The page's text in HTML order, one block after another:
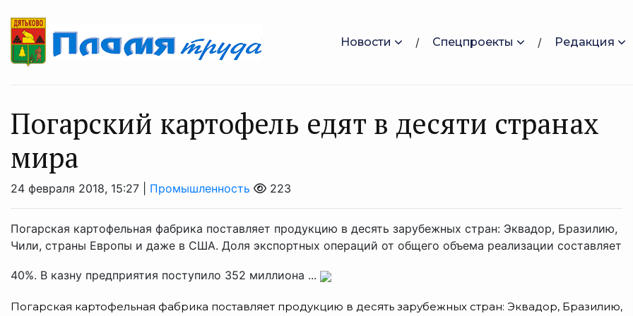
Новости Спецпроекты Редакция
Погарский картофель едят в десяти странах
мира
24 февраля 2018, 15:27 | Промышленность 223
Погарская картофельная фабрика поставляет продукцию в десять зарубежных стран: Эквадор, Бразилию,
Чили, страны Европы и даже в США. Доля экспортных операций от общего объема реализации составляет
40%. В казну предприятия поступило 352 миллиона ...
Погарская картофельная фабрика поставляет продукцию в десять зарубежных стран: Эквадор, Бразилию,